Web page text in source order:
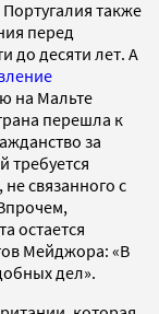
также
перед
до десяти лет. А
на Мальте
перешла к
за
требуется
связанного с
остается
Мейджора: «В
дел».